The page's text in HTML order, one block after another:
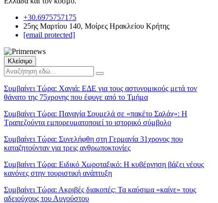
+30.6975757175
25ης Μαρτίου 140, Μοίρες Ηρακλείου Κρήτης
[email protected]
Κλείσιμο
Συμβαίνει Τώρα: Χανιά: ΕΔΕ για τους αστυνομικούς μετά τον
θάνατο της 75χρονης που έφυγε από το Τμήμα
Συμβαίνει Τώρα: Παναγία Σουμελά σε «πακέτο Σαλάχ»: Η
Τραπεζούντα εμπορευματοποιεί το ιστορικό σύμβολο
Συμβαίνει Τώρα: Συνελήφθη στη Γερμανία 31χρονος που
καταζητούνταν για τρεις ανθρωποκτονίες
Συμβαίνει Τώρα: Ειδικό Χωροταξικό: Η κυβέρνηση βάζει νέους
κανόνες στην τουριστική ανάπτυξη
Συμβαίνει Τώρα: Ακριβές διακοπές: Τα καύσιμα «καίνε» τους
αδειούχους του Αυγούστου